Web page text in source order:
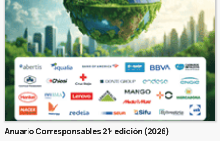
Anuario Corresponsables 21ª edición (2026)